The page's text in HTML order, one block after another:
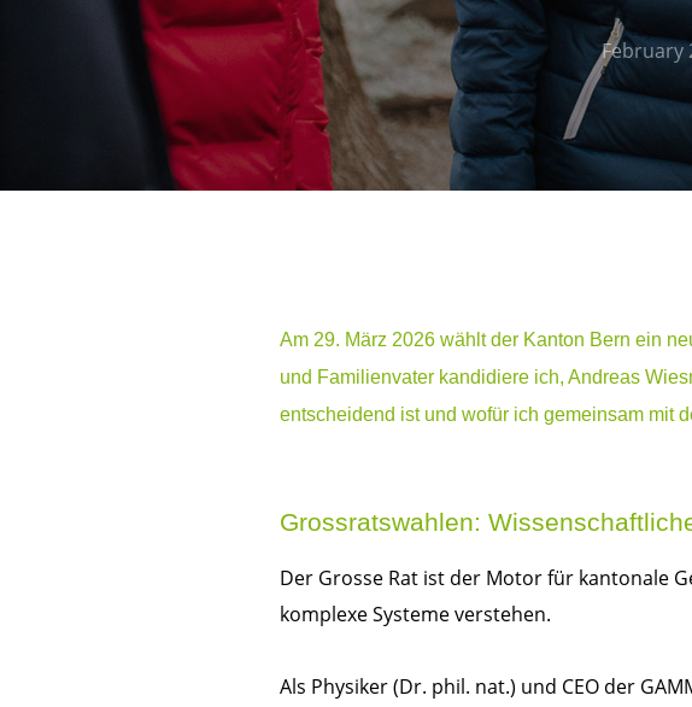
February
Am 29. März 2026 wählt der Kanton Bern ein
und Familienvater kandidiere ich, Andreas
entscheidend ist und wofür ich gemeinsam mit
Grossratswahlen:
Der Grosse Rat ist der Motor für kantonale
komplexe Systeme verstehen.
Als Physiker (Dr. phil. nat.) und CEO der